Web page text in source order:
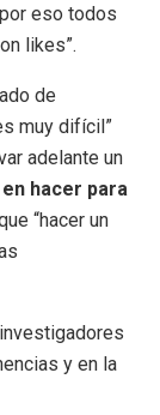
eso todos
likes”.
de
muy difícil”
adelante un
hacer para
“hacer un
y en la